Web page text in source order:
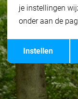
Terug
je instellingen
onder aan de
Instellen